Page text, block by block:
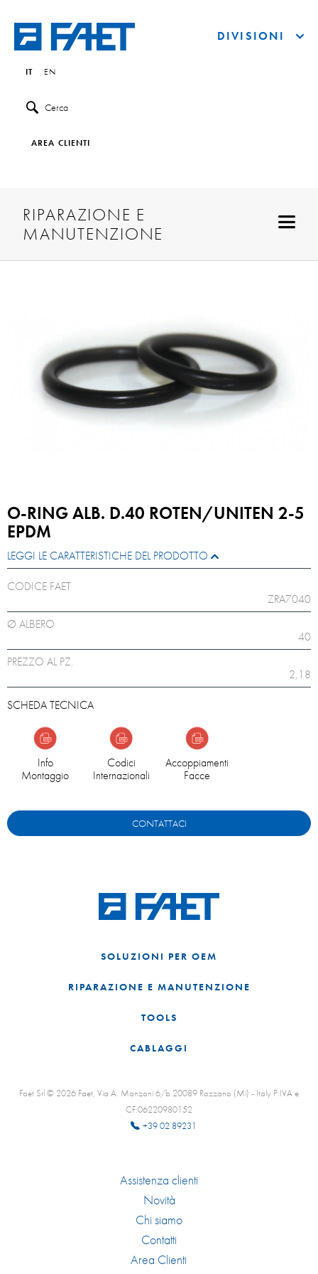
IT EN
Cerca
AREA CLIENTI
DIVISIONI
RIPARAZIONE E
MANUTENZIONE
O-RING ALB. D.40 ROTEN/UNITEN 2-5
EPDM
LEGGI LE CARATTERISTICHE DEL PRODOTTO
CODICE FAET
ZRA7040
Ø ALBERO
40
PREZZO AL PZ.
2,18
SCHEDA TECNICA
Info
Montaggio
Codici
Internazionali
Accoppiamenti
Facce
CONTATTACI
SOLUZIONI PER OEM
RIPARAZIONE E MANUTENZIONE
TOOLS
CABLAGGI
Faet Srl © 2026 Faet, Via A. Manzoni 6/b 20089 Rozzano (Mi) - Italy P.IVA e
CF:06220980152
+39 02 89231
Assistenza clienti
Novità
Chi siamo
Contatti
Area Clienti